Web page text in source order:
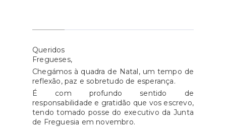
Queridos
Fregueses,
Chegámos à quadra de Natal, um tempo de
reflexão, paz e sobretudo de esperança.
É com profundo sentido de
responsabilidade e gratidão que vos escrevo,
tendo tomado posse do executivo da Junta
de Freguesia em novembro.